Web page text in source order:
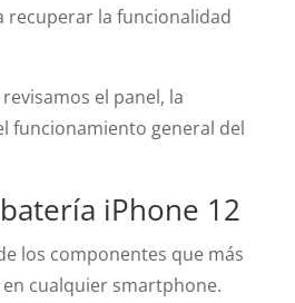
recuperar la funcionalidad
el panel, la
funcionamiento general del
iPhone 12
los componentes que más
cualquier smartphone.